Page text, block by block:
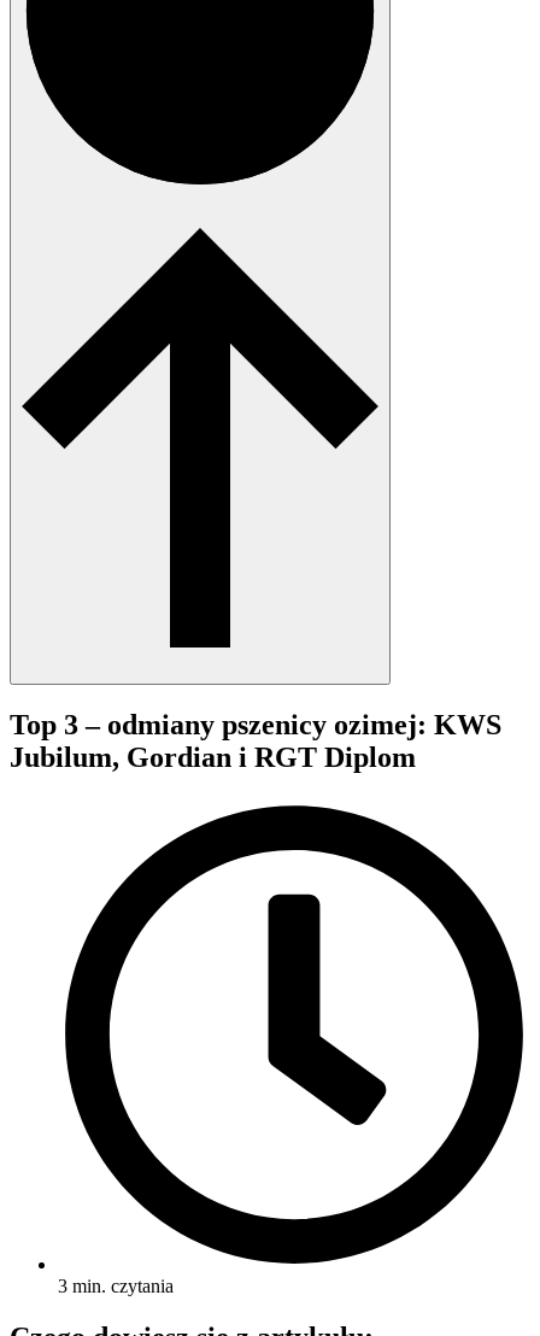
Top 3 – odmiany pszenicy ozimej: KWS
Jubilum, Gordian i RGT Diplom
3 min. czytania